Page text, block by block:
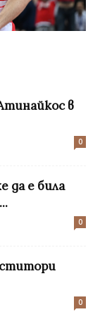
в
0
да е била
0
0